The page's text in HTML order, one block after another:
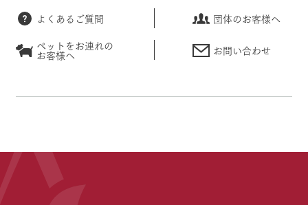
よくあるご質問
団体のお客様へ
ペットをお連れの
お客様へ お問い合わせ